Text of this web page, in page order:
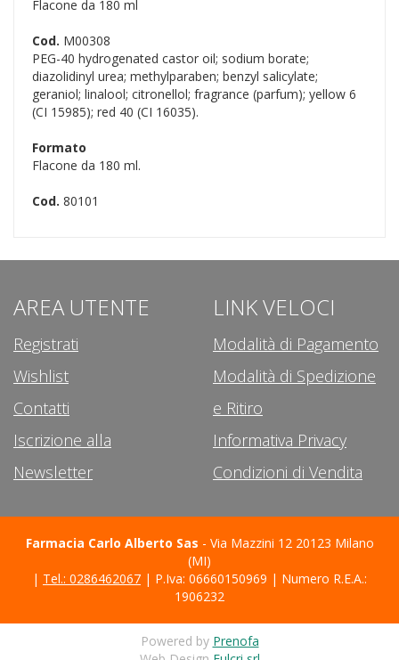
Flacone da 180 ml
Cod. M00308
PEG-40 hydrogenated castor oil; sodium borate;
diazolidinyl urea; methylparaben; benzyl salicylate;
geraniol; linalool; citronellol; fragrance (parfum); yellow 6
(CI 15985); red 40 (CI 16035).
Formato
Flacone da 180 ml.
Cod. 80101
AREA UTENTE
Registrati
Wishlist
Contatti
Iscrizione alla
Newsletter
LINK VELOCI
Modalità di Pagamento
Modalità di Spedizione
e Ritiro
Informativa Privacy
Condizioni di Vendita
Farmacia Carlo Alberto Sas - Via Mazzini 12 20123 Milano
(MI)
| Tel.: 0286462067 | P.Iva: 06660150969 | Numero R.E.A.:
1906232
Powered by Prenofa